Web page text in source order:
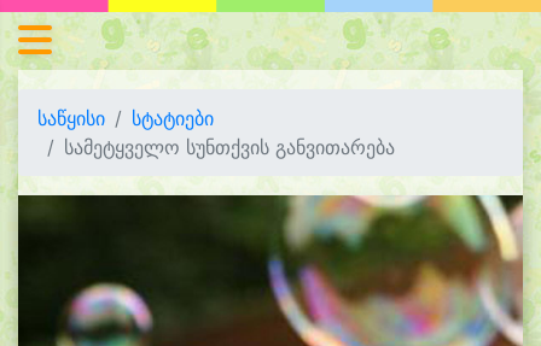
საწყისი
სტატიები
სამეტყველო სუნთქვის განვითარება